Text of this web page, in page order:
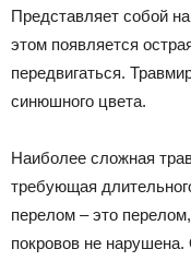
Представляет собой
этом появляется
передвигаться.
синюшного цвета.
Наиболее сложная
требующая
перелом – это
покровов не